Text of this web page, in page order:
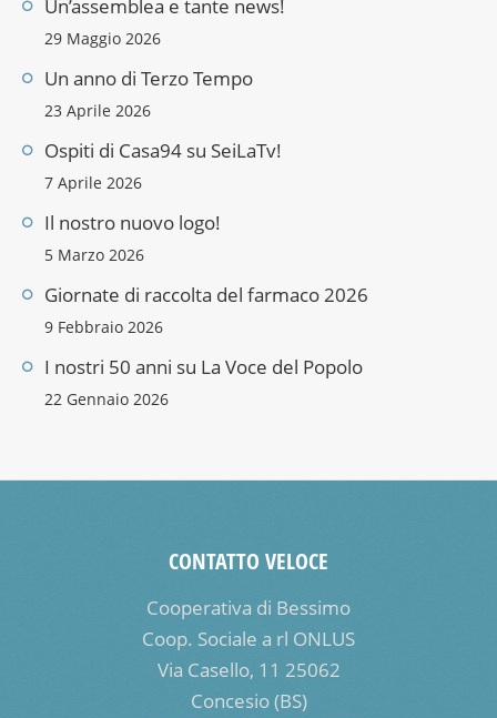
Un’assemblea e tante news!
29 Maggio 2026
Un anno di Terzo Tempo
23 Aprile 2026
Ospiti di Casa94 su SeiLaTv!
7 Aprile 2026
Il nostro nuovo logo!
5 Marzo 2026
Giornate di raccolta del farmaco 2026
9 Febbraio 2026
I nostri 50 anni su La Voce del Popolo
22 Gennaio 2026
CONTATTO VELOCE
Cooperativa di Bessimo
Coop. Sociale a rl ONLUS
Via Casello, 11 25062
Concesio (BS)